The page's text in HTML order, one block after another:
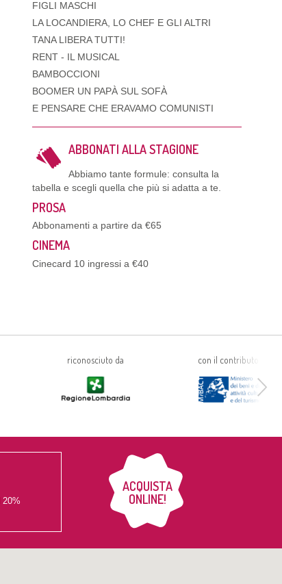
FIGLI MASCHI
LA LOCANDIERA, LO CHEF E GLI ALTRI
TANA LIBERA TUTTI!
RENT - IL MUSICAL
BAMBOCCIONI
BOOMER UN PAPÀ SUL SOFÀ
E PENSARE CHE ERAVAMO COMUNISTI
ABBONATI ALLA STAGIONE
Abbiamo tante formule: consulta la
tabella e scegli quella che più si adatta a te.
PROSA
Abbonamenti a partire da €65
CINEMA
Cinecard 10 ingressi a €40
riconosciuto da con il contributo di
20%
ACQUISTA
ONLINE!
20%